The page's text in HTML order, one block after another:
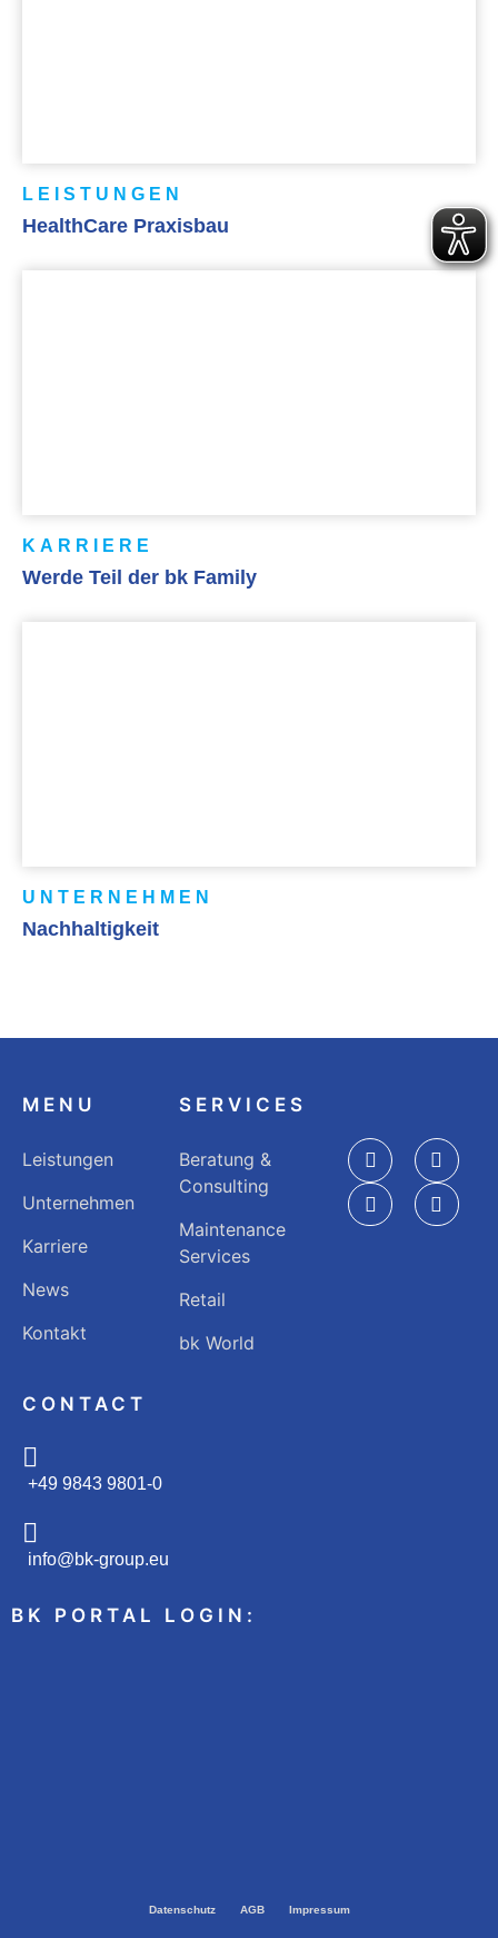
LEISTUNGEN
HealthCare Praxisbau
KARRIERE
Werde Teil der bk Family
UNTERNEHMEN
Nachhaltigkeit
MENU
Leistungen
Unternehmen
Karriere
News
Kontakt
SERVICES
Beratung &
Consulting
Maintenance
Services
Retail
bk World
CONTACT
+49 9843 9801-0
info@bk-group.eu
BK PORTAL LOGIN:
Datenschutz AGB Impressum